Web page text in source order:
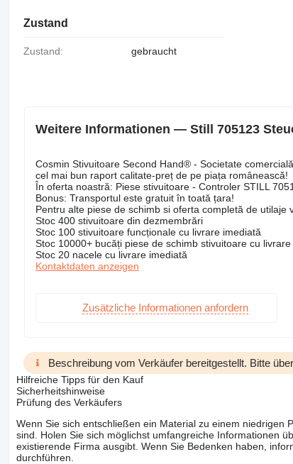
Zustand
Zustand: gebraucht
Weitere Informationen — Still 705123
Cosmin Stivuitoare Second Hand® - Societate
cel mai bun raport calitate-preț de pe piața românească!
În oferta noastră: Piese stivuitoare - Controler STILL
Bonus: Transportul este gratuit în toată țara!
Pentru alte piese de schimb si oferta completă de utilaje
Stoc 400 stivuitoare din dezmembrări
Stoc 100 stivuitoare funcționale cu livrare imediată
Stoc 10000+ bucăți piese de schimb stivuitoare cu livrare
Stoc 20 nacele cu livrare imediată
Kontaktdaten anzeigen
Zusätzliche Informationen anfordern
Beschreibung vom Verkäufer bereitgestellt. Bitte
Hilfreiche Tipps für den Kauf
Sicherheitshinweise
Prüfung des Verkäufers
Wenn Sie sich entschließen ein Material zu einem niedrigen
sind. Holen Sie sich möglichst umfangreiche Informationen
existierende Firma ausgibt. Wenn Sie Bedenken haben,
durchführen.